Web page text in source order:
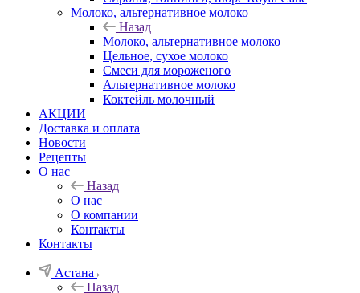
Молоко, альтернативное молоко
Назад
Молоко, альтернативное молоко
Цельное, сухое молоко
Смеси для мороженого
Альтернативное молоко
Коктейль молочный
АКЦИИ
Доставка и оплата
Новости
Рецепты
О нас
Назад
О нас
О компании
Контакты
Контакты
Астана
Назад